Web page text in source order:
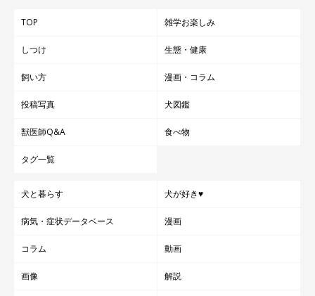
TOP 雑学お楽しみ
しつけ 生態・健康
飼い方 漫画・コラム
投稿写真 犬図鑑
獣医師Q&A 食べ物
タグ一覧
犬と暮らす 犬が好き♥
病気・症状データベース 漫画
コラム 動画
画像 解説